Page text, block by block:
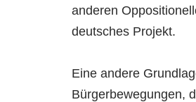
anderen
deutsches Projekt.
Eine andere
Bürgerbewegungen,